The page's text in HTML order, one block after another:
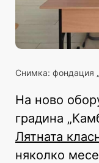
Снимка: фондация
На ново
градина
Лятната
няколко